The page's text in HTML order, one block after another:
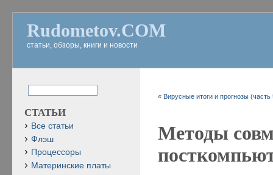
Rudometov.COM
статьи, обзоры, книги и новости
« Вирусные итоги и прогнозы (часть
Методы
СТАТЬИ
Все статьи
Флэш
Процессоры
Материнские платы